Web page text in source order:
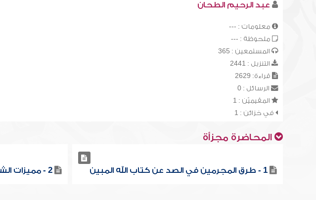
عبد الرحيم الطحان
معلومات : ---
ملحوظة : ---
المستمعين : 365
التنزيل : 2441
قراءة: 2629
الرسائل : 0
المقيميّن : 1
في خزائن : 1
المحاضرة مجزأة
1 - طرق المجرمين في الصد عن كتاب الله المبين 2 - مميزات الشريعة السماوية عن القوانين الوضعية